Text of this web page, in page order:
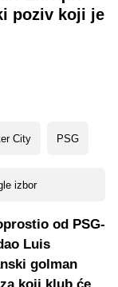
poziv koji je
City PSG
izbor
od PSG-
Luis
golman